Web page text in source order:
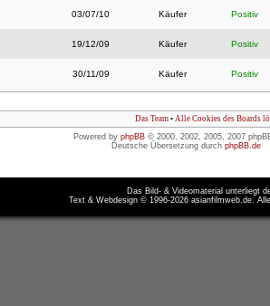
03/07/10 Käufer Positiv
19/12/09 Käufer Positiv
30/11/09 Käufer Positiv
Das Team • Alle Cookies des Boards
Powered by phpBB © 2000, 2002, 2005, 2007
Deutsche Übersetzung durch phpBB.de
Das Bild- & Videomaterial unterliegt
Text & Webdesign © 1996-2026 asianfilmweb.de.